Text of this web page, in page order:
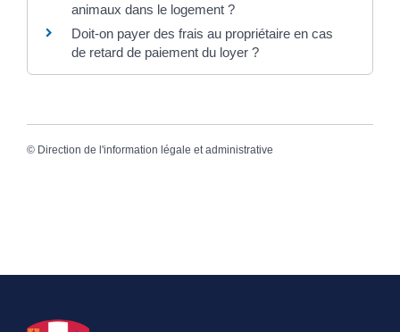
animaux dans le logement ?
Doit-on payer des frais au propriétaire en cas
de retard de paiement du loyer ?
© Direction de l'information légale et administrative